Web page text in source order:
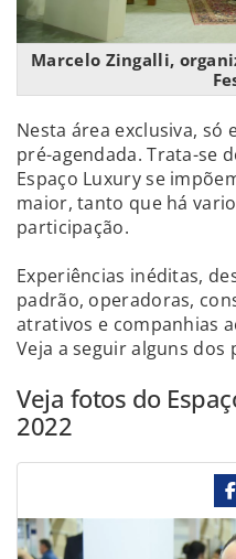
Marcelo Zingalli,
Nesta área exclusiva,
pré-agendada. Trata-se
Espaço Luxury se
maior, tanto que há
participação.
Experiências inéditas,
padrão, operadoras,
atrativos e companhias
Veja a seguir alguns dos
Veja fotos do
2022
Previous